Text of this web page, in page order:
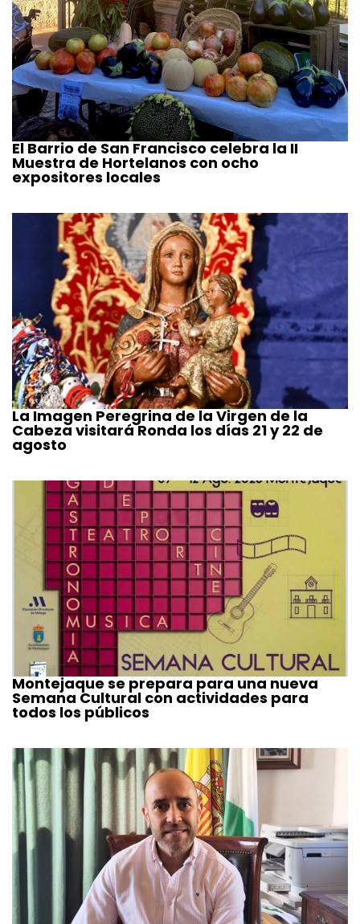
El Barrio de San Francisco celebra la II
Muestra de Hortelanos con ocho
expositores locales
La Imagen Peregrina de la Virgen de la
Cabeza visitará Ronda los días 21 y 22 de
agosto
Montejaque se prepara para una nueva
Semana Cultural con actividades para
todos los públicos